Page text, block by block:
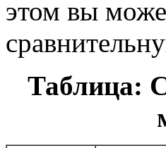
этом вы
Таблица: